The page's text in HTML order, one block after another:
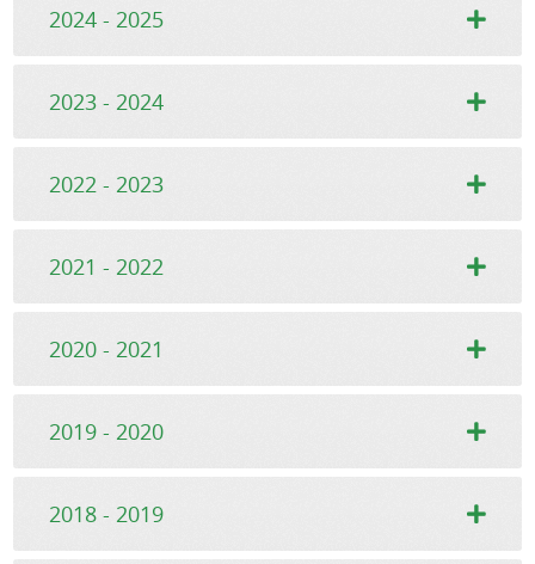
2024 - 2025
2023 - 2024
2022 - 2023
2021 - 2022
2020 - 2021
2019 - 2020
2018 - 2019